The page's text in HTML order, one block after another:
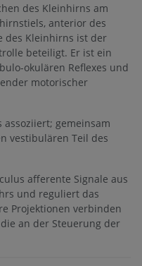
des Kleinhirns am
anterior des
des Kleinhirns ist der
beteiligt. Er ist ein
okulären Reflexes und
motorischer
gemeinsam
vestibulären Teil des
afferente Signale aus
und reguliert das
Projektionen verbinden
an der Steuerung der